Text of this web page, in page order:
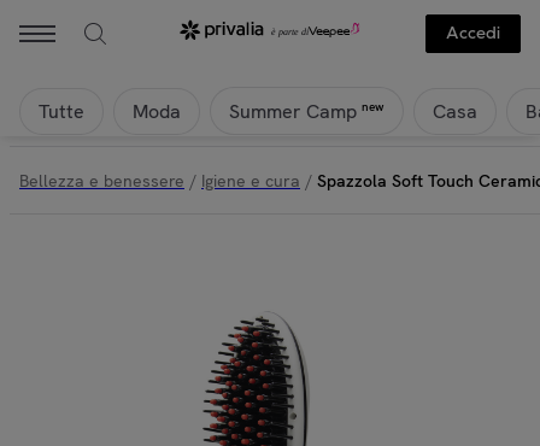
Accedi
Tutte Moda Summer Camp new Casa
Bellezza e benessere / Igiene e cura / Spazzola Soft Touch